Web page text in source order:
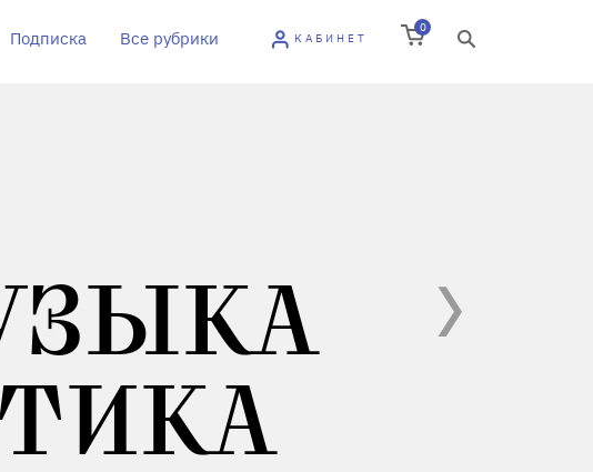
Подписка Все рубрики КАБИНЕТ
0